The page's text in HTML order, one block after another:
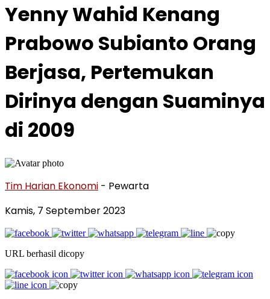
Yenny Wahid Kenang
Prabowo Subianto Orang
Berjasa, Pertemukan
Dirinya dengan Suaminya
di 2009
Tim Harian Ekonomi - Pewarta
Kamis, 7 September 2023
URL berhasil dicopy